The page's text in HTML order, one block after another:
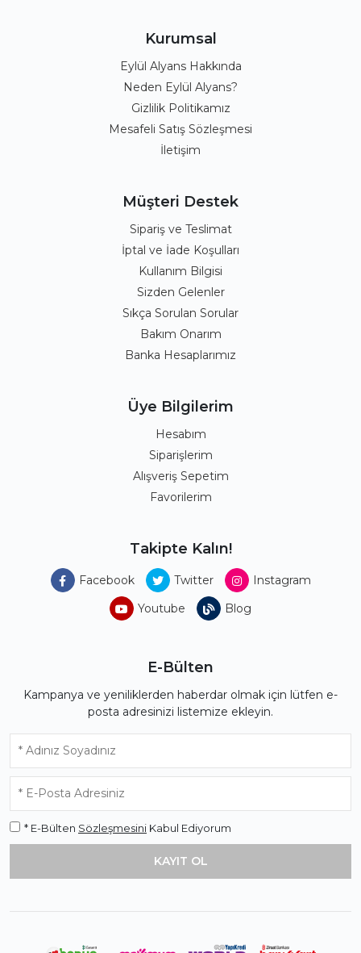
Kurumsal
Eylül Alyans Hakkında
Neden Eylül Alyans?
Gizlilik Politikamız
Mesafeli Satış Sözleşmesi
İletişim
Müşteri Destek
Sipariş ve Teslimat
İptal ve İade Koşulları
Kullanım Bilgisi
Sizden Gelenler
Sıkça Sorulan Sorular
Bakım Onarım
Banka Hesaplarımız
Üye Bilgilerim
Hesabım
Siparişlerim
Alışveriş Sepetim
Favorilerim
Takipte Kalın!
Facebook Twitter
Instagram
Youtube
Blog
E-Bülten
Kampanya ve yeniliklerden haberdar olmak için lütfen e-
posta adresinizi listemize ekleyin.
* E-Bülten Sözleşmesini Kabul Ediyorum